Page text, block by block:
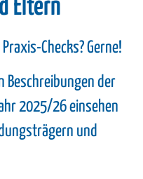
Eltern
Checks? Gerne!
Beschreibungen der
2025/26 einsehen
und